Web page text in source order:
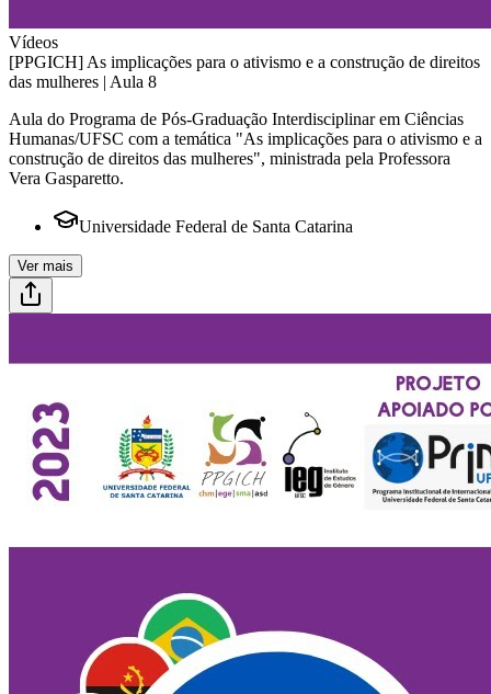
Vídeos
[PPGICH] As implicações para o ativismo e a construção de direitos
das mulheres | Aula 8
Aula do Programa de Pós-Graduação Interdisciplinar em Ciências
Humanas/UFSC com a temática "As implicações para o ativismo e a
construção de direitos das mulheres", ministrada pela Professora
Vera Gasparetto.
Universidade Federal de Santa Catarina
Ver mais